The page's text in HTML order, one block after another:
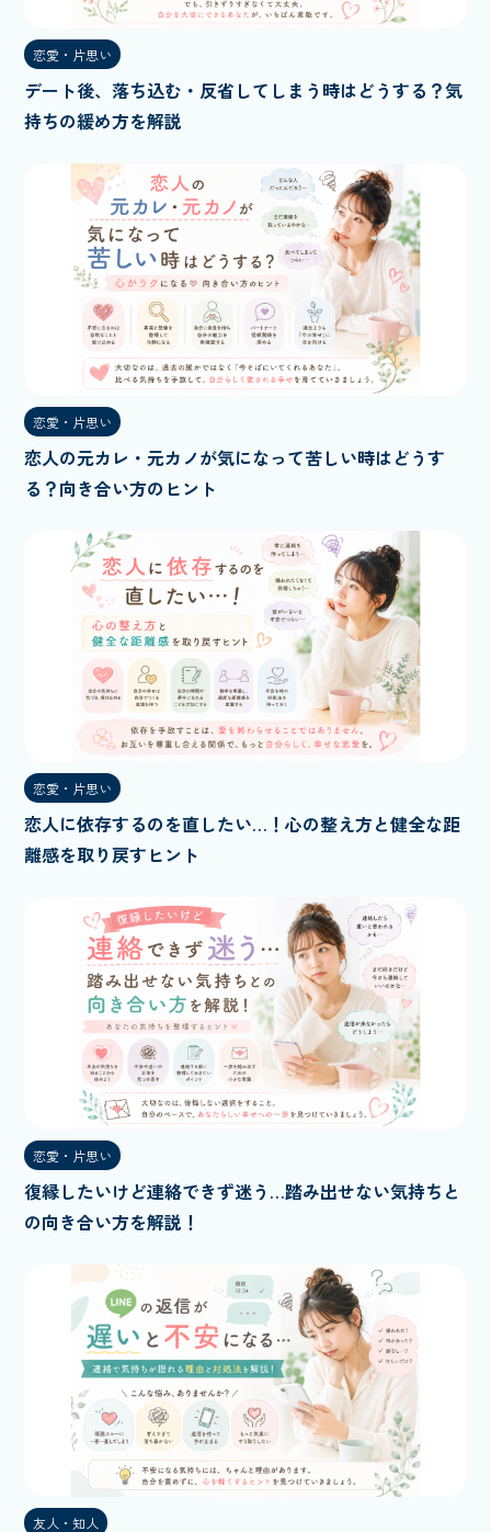
恋愛・片思い
デート後、落ち込む・反省してしまう時はどうする？気
持ちの緩め方を解説
恋愛・片思い
恋人の元カレ・元カノが気になって苦しい時はどうす
る？向き合い方のヒント
恋愛・片思い
恋人に依存するのを直したい…！心の整え方と健全な距
離感を取り戻すヒント
恋愛・片思い
復縁したいけど連絡できず迷う…踏み出せない気持ちと
の向き合い方を解説！
友人・知人